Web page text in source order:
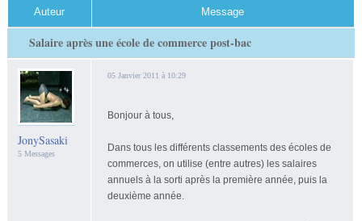
Auteur Message
Salaire après une école de commerce post-bac
JonySasaki
5 Messages
05 Janvier 2011 à 10:29
Bonjour à tous,
Dans tous les différents classements des écoles de
commerces, on utilise (entre autres) les salaires
annuels à la sorti après la première année, puis la
deuxième année.